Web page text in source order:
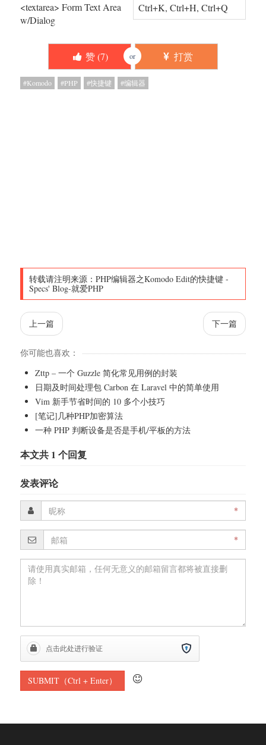
<textarea> Form Text Area
w/Dialog
Ctrl+K, Ctrl+H, Ctrl+Q
赞 (7) or 打赏
Komodo PHP 快捷键 编辑器
转载请注明来源： PHP编辑器之Komodo Edit的快捷键 -
Specs' Blog-就爱PHP
上一篇 下一篇
你可能也喜欢：
Zttp – 一个 Guzzle 简化常见用例的封装
日期及时间处理包 Carbon 在 Laravel 中的简单使用
Vim 新手节省时间的 10 多个小技巧
[笔记]几种PHP加密算法
一种 PHP 判断设备是否是手机/平板的方法
本文共 1 个回复
发表评论
*
*